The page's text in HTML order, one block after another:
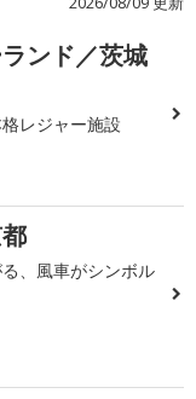
ンド／茨城
レジャー施設
、風車がシンボル